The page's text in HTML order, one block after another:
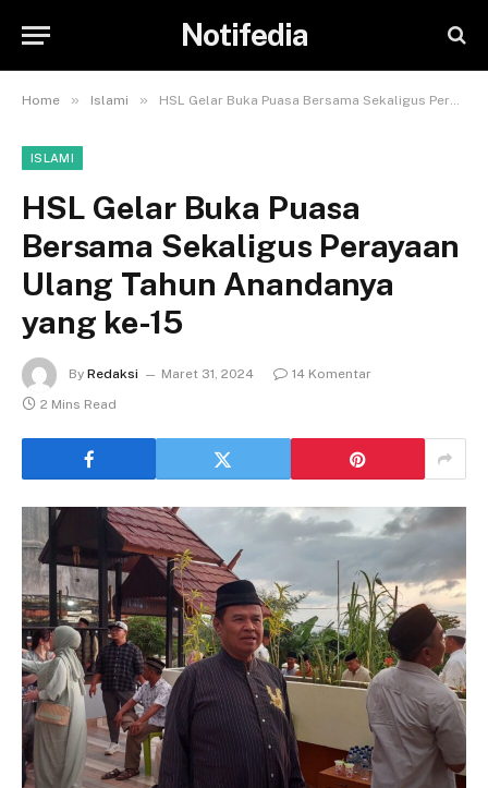
Notifedia
Home » Islami » HSL Gelar Buka Puasa Bersama Sekaligus Perayaan Ulang Tahun Anandanya yang ke-15
ISLAMI
HSL Gelar Buka Puasa
Bersama Sekaligus Perayaan
Ulang Tahun Anandanya
yang ke-15
By Redaksi Maret 31, 2024
14 Komentar
2 Mins Read